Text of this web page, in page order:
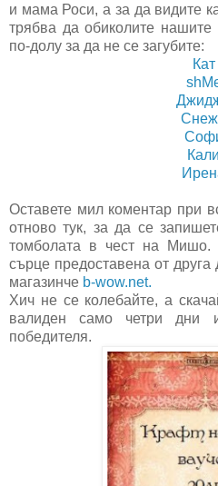
и мама Роси, а за да видите
трябва да обиколите
по-долу за да не се загубите:
Кат
Кали
Оставете мил коментар при
отново тук, за да се
томболата в чест на
сърце предоставена от
магазинче b-wow.net.
Хич не се колебайте, а
валиден само четри дни
победителя.